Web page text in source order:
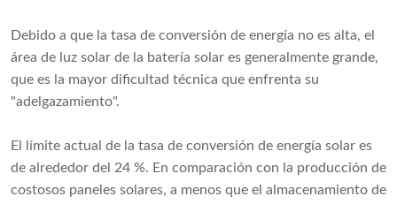
Debido a que la tasa de conversión de energía no es alta, el
área de luz solar de la batería solar es generalmente grande,
que es la mayor dificultad técnica que enfrenta su
"adelgazamiento".
El límite actual de la tasa de conversión de energía solar es
de alrededor del 24 %. En comparación con la producción de
costosos paneles solares, a menos que el almacenamiento de